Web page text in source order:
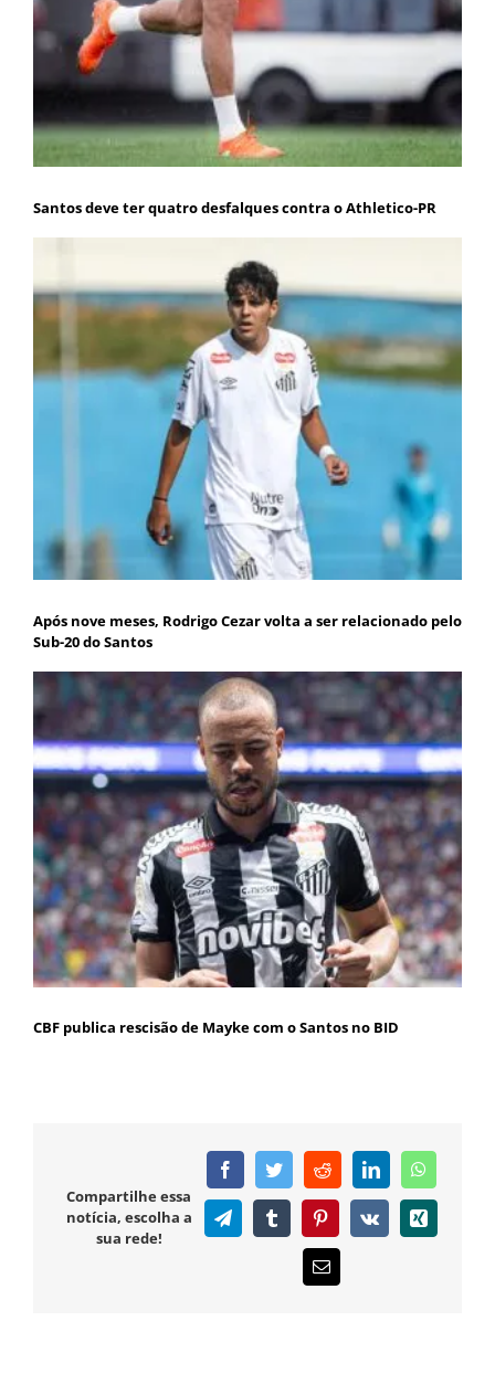
Santos deve ter quatro desfalques contra o Athletico-PR
Após nove meses, Rodrigo Cezar volta a ser relacionado pelo
Sub-20 do Santos
CBF publica rescisão de Mayke com o Santos no BID
Compartilhe essa
notícia, escolha a
sua rede!
FacebookTwitterRedditLinkedIn
TelegramTumblr PinterestVk Xing
E-
mail